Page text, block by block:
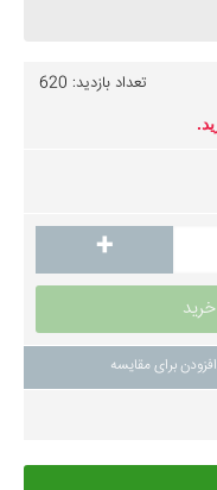
تعداد بازدید: 620
+
افزودن برای مقایسه